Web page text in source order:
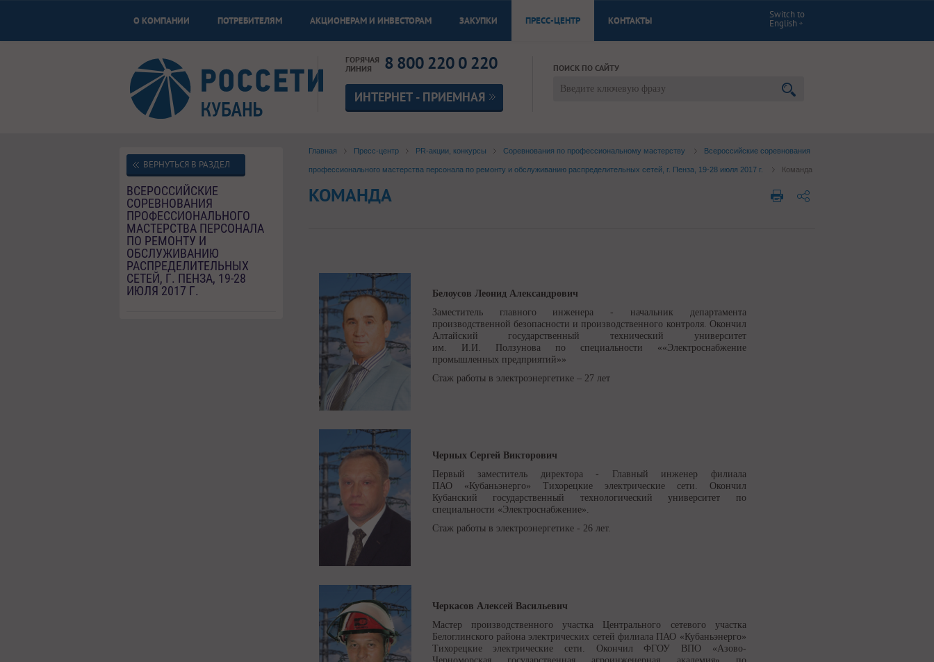
О КОМПАНИИ ПОТРЕБИТЕЛЯМ АКЦИОНЕРАМ И ИНВЕСТОРАМ ЗАКУПКИ ПРЕСС-ЦЕНТР КОНТАКТЫ
Switch to
English
ГОРЯЧАЯ
ЛИНИЯ
8 800 220 0 220
ИНТЕРНЕТ - ПРИЕМНАЯ
ПОИСК ПО САЙТУ
Главная Пресс-центр PR-акции, конкурсы Соревнования по профессиональному мастерству Всероссийские соревнования
профессионального мастерства персонала по ремонту и обслуживанию распределительных сетей, г. Пенза, 19-28 июля 2017 г. Команда
КОМАНДА
Белоусов Леонид Александрович
Заместитель главного инженера - начальник департамента
производственной безопасности и производственного контроля. Окончил
Алтайский государственный технический университет
им. И.И. Ползунова по специальности ««Электроснабжение
промышленных предприятий»»
Стаж работы в электроэнергетике – 27 лет
Черных Сергей Викторович
Первый заместитель директора - Главный инженер филиала
ПАО «Кубаньэнерго» Тихорецкие электрические сети. Окончил
Кубанский государственный технологический университет по
специальности «Электроснабжение».
Стаж работы в электроэнергетике - 26 лет.
Черкасов Алексей Васильевич
Мастер производственного участка Центрального сетевого участка
Белоглинского района электрических сетей филиала ПАО «Кубаньэнерго»
Тихорецкие электрические сети. Окончил ФГОУ ВПО «Азово-
ВЕРНУТЬСЯ В РАЗДЕЛ
ВСЕРОССИЙСКИЕ
СОРЕВНОВАНИЯ
ПРОФЕССИОНАЛЬНОГО
МАСТЕРСТВА ПЕРСОНАЛА
ПО РЕМОНТУ И
ОБСЛУЖИВАНИЮ
РАСПРЕДЕЛИТЕЛЬНЫХ
СЕТЕЙ, Г. ПЕНЗА, 19-28
ИЮЛЯ 2017 Г.